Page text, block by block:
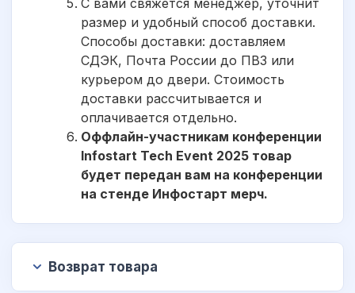
С вами свяжется менеджер, уточнит
размер и удобный способ доставки.
Способы доставки: доставляем
СДЭК, Почта России до ПВЗ или
курьером до двери. Стоимость
доставки рассчитывается и
оплачивается отдельно.
Оффлайн-участникам конференции
Infostart Tech Event 2025 товар
будет передан вам на конференции
на стенде Инфостарт мерч.
Возврат товара